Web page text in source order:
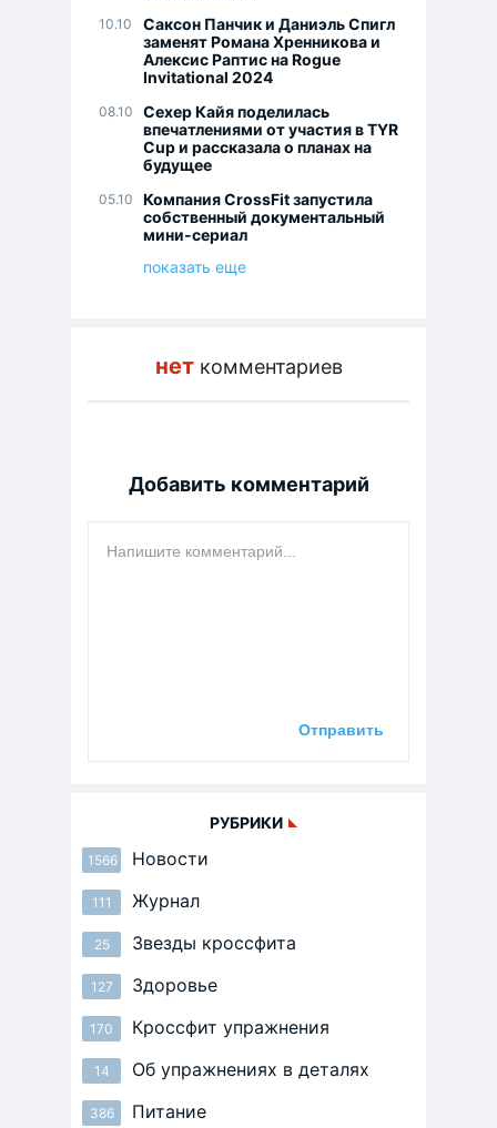
10.10
Саксон Панчик и Даниэль Спигл
заменят Романа Хренникова и
Алексис Раптис на Rogue
Invitational 2024
08.10
Сехер Кайя поделилась
впечатлениями от участия в TYR
Cup и рассказала о планах на
будущее
05.10
Компания CrossFit запустила
собственный документальный
мини-сериал
показать еще
неткомментариев
Добавить комментарий
РУБРИКИ
1566 Новости
111 Журнал
25 Звезды кроссфита
127 Здоровье
170 Кроссфит упражнения
14 Об упражнениях в деталях
386 Питание